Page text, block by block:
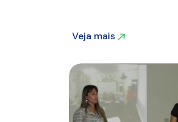
Veja mais